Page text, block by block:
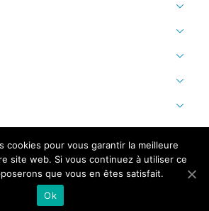
cookies pour vous garantir la meilleure
site web. Si vous continuez à utiliser ce
que vous en êtes satisfait.
Ok